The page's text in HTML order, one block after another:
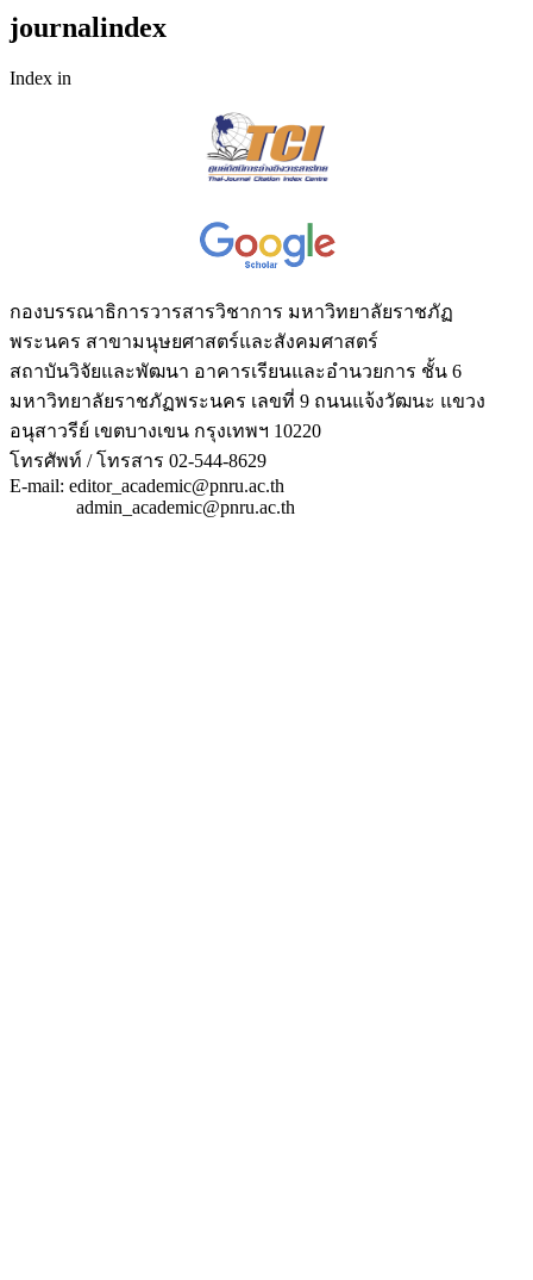
journalindex
Index in
กองบรรณาธิการวารสารวิชาการ มหาวิทยาลัยราชภัฏ
พระนคร สาขามนุษยศาสตร์และสังคมศาสตร์
สถาบันวิจัยและพัฒนา อาคารเรียนและอำนวยการ ชั้น 6
มหาวิทยาลัยราชภัฏพระนคร เลขที่ 9 ถนนแจ้งวัฒนะ แขวง
อนุสาวรีย์ เขตบางเขน กรุงเทพฯ 10220
โทรศัพท์ / โทรสาร 02-544-8629
E-mail: editor_academic@pnru.ac.th
admin_academic@pnru.ac.th